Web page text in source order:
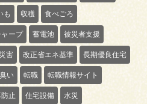
も 収穫 食べごろ
ャープ 蓄電池 被災者支援
害 改正省エネ基準 長期優良住宅
臭い 転職 転職情報サイト
止 住宅設備 水災